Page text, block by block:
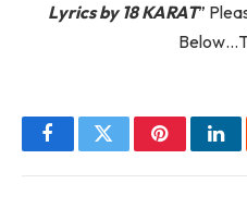
Lyrics by 18 KARAT”
FacebookTwitterPinterest